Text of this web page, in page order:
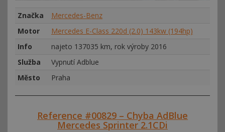
Značka
Mercedes-Benz
Motor
Mercedes E-Class 220d (2.0) 143kw (194hp)
Info
najeto 137035 km, rok výroby 2016
Služba
Vypnutí Adblue
Město
Praha
Reference #00829 – Chyba AdBlue
Mercedes Sprinter 2.1CDi